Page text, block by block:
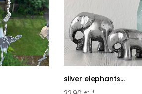
silver elephants...